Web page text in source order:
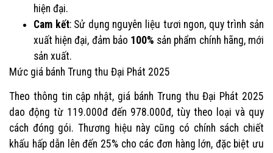
hiện đại.
Cam kết: Sử dụng nguyên liệu tươi ngon, quy trình sản
xuất hiện đại, đảm bảo 100% sản phẩm chính hãng, mới
sản xuất.
Mức giá bánh Trung thu Đại Phát 2025
Theo thông tin cập nhật, giá bánh Trung thu Đại Phát 2025
dao động từ 119.000đ đến 978.000đ, tùy theo loại và quy
cách đóng gói. Thương hiệu này cũng có chính sách chiết
khấu hấp dẫn lên đến 25% cho các đơn hàng lớn, đặc biệt ưu